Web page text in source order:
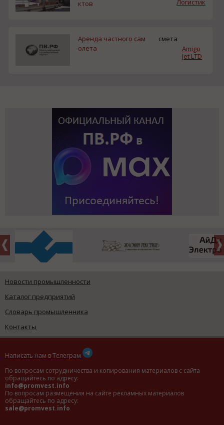
ктов
Логистик
Аренда частного сам
олета
смета
Amigo
Jet LTD
Новости промышленности
Каталог предприятий
Словарь промышленника
Контакты
Написать нам в Телеграм
По вопросам сотрудничества и копирования материалов с сайта
обращайтесь по адресу:
info@promvest.info
По вопросам размещения на сайте рекламных материалов
обращайтесь по адресу:
sale@promvest.info